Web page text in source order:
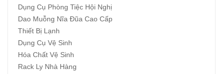
Dụng Cụ Phòng Tiệc Hội Nghị
Dao Muỗng Nĩa Đũa Cao Cấp
Thiết Bị Lạnh
Dụng Cụ Vệ Sinh
Hóa Chất Vệ Sinh
Rack Ly Nhà Hàng